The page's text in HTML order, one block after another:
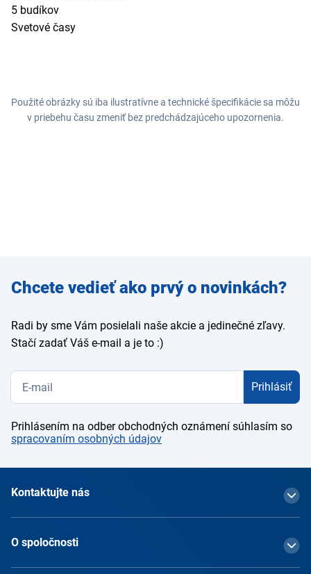
5 budíkov
Svetové časy
Použité obrázky sú iba ilustratívne a technické špecifikácie sa môžu
v priebehu času zmeniť bez predchádzajúceho upozornenia.
Zadajte
e-mail
Chcete vedieť ako prvý o novinkách?
Radi by sme Vám posielali naše akcie a jedinečné zľavy.
Stačí zadať Váš e-mail a je to :)
Prihlásiť
Prihlásením na odber obchodných oznámení súhlasím so
spracovaním osobných údajov
Kontaktujte nás
O spoločnosti